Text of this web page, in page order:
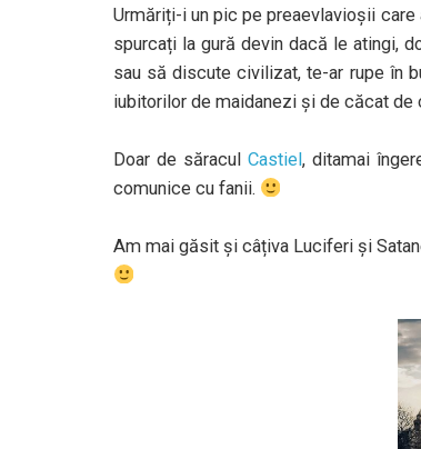
Urmăriți-i un pic pe preaevlavioșii
spurcați la gură devin dacă le atingi,
sau să discute civilizat, te-ar rupe în
iubitorilor de maidanezi și de căcat de
Doar de săraculCastiel, ditamai
comunice cu fanii.
Am mai găsit și câțiva Luciferi și